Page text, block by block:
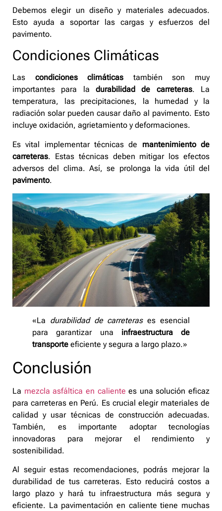
Debemos elegir un diseño y materiales adecuados.
Esto ayuda a soportar las cargas y esfuerzos del
pavimento.
Condiciones Climáticas
Las condiciones climáticas también son muy
importantes para la durabilidad de carreteras. La
temperatura, las precipitaciones, la humedad y la
radiación solar pueden causar daño al pavimento. Esto
incluye oxidación, agrietamiento y deformaciones.
Es vital implementar técnicas de mantenimiento de
carreteras. Estas técnicas deben mitigar los efectos
adversos del clima. Así, se prolonga la vida útil del
pavimento.
«La durabilidad de carreterases esencial
para garantizar una infraestructura de
transporte eficiente y segura a largo plazo.»
Conclusión
La mezcla asfáltica en caliente es una solución eficaz
para carreteras en Perú. Es crucial elegir materiales de
calidad y usar técnicas de construcción adecuadas.
También, es importante adoptar tecnologías
innovadoras para mejorar el rendimiento y
sostenibilidad.
Al seguir estas recomendaciones, podrás mejorar la
durabilidad de tus carreteras. Esto reducirá costos a
largo plazo y hará tu infraestructura más segura y
eficiente. La pavimentación en caliente tiene muchas